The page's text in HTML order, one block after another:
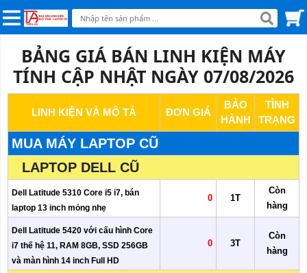
BẢNG GIÁ BÁN LINH KIỆN MÁY
TÍNH CẬP NHẬT NGÀY 07/08/2026
LINH KIỆN VÀ MÔ TẢ ĐƠN GIÁ
BẢO
HÀNH
TÌNH
TRẠNG
MUA MÁY LAPTOP CŨ
LAPTOP DELL CŨ
Dell Latitude 5310 Core i5 i7, bán
laptop 13 inch mỏng nhẹ
0 1T
Còn
hàng
Dell Latitude 5420 với cấu hình Core
i7 thế hệ 11, RAM 8GB, SSD 256GB
và màn hình 14 inch Full HD
0 3T
Còn
hàng